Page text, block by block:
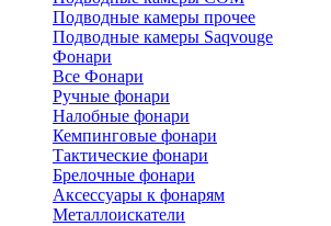
Подводные камеры прочее
Подводные камеры Saqvouge
Фонари
Все Фонари
Ручные фонари
Налобные фонари
Кемпинговые фонари
Тактические фонари
Брелочные фонари
Аксессуары к фонарям
Металлоискатели